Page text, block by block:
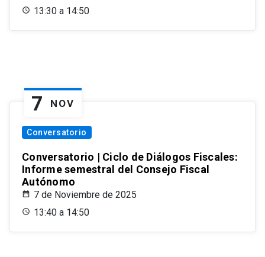
13:30 a 14:50
7 NOV
Conversatorio
Conversatorio | Ciclo de Diálogos Fiscales:
Informe semestral del Consejo Fiscal
Autónomo
7 de Noviembre de 2025
13:40 a 14:50